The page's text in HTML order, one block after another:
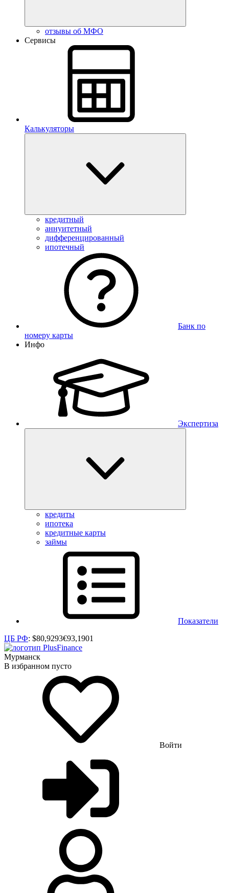
отзывы об МФО
Сервисы
Калькуляторы
кредитный
аннуитетный
дифференцированный
ипотечный
Банк по
номеру карты
Инфо
Экспертиза
кредиты
ипотека
кредитные карты
займы
Показатели
ЦБ РФ: $80,9293€93,1901
Мурманск
В избранном пусто
Войти